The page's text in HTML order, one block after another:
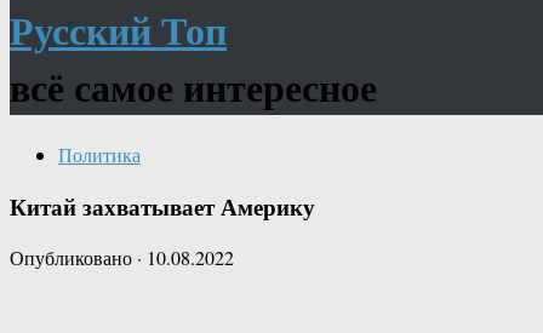
Русский Топ
всё самое интересное
Политика
Китай захватывает Америку
Опубликовано · 10.08.2022